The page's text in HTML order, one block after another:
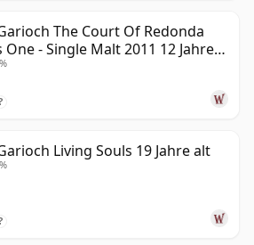
The Court Of Redonda
One - Single Malt 2011 12 Jahre
Living Souls 19 Jahre alt